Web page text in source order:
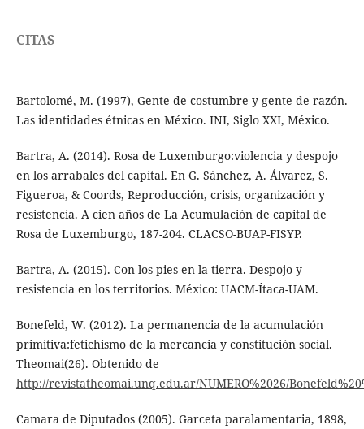
CITAS
Bartolomé, M. (1997), Gente de costumbre y gente de razón.
Las identidades étnicas en México. INI, Siglo XXI, México.
Bartra, A. (2014). Rosa de Luxemburgo:violencia y despojo
en los arrabales del capital. En G. Sánchez, A. Álvarez, S.
Figueroa, & Coords, Reproducción, crisis, organización y
resistencia. A cien años de La Acumulación de capital de
Rosa de Luxemburgo, 187-204. CLACSO-BUAP-FISYP.
Bartra, A. (2015). Con los pies en la tierra. Despojo y
resistencia en los territorios. México: UACM-Ítaca-UAM.
Bonefeld, W. (2012). La permanencia de la acumulación
primitiva:fetichismo de la mercancia y constitución social.
Theomai(26). Obtenido de
http://revistatheomai.unq.edu.ar/NUMERO%2026/
Camara de Diputados (2005). Garceta paralamentaria, 1898,